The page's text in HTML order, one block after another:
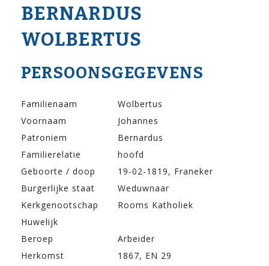
BERNARDUS
WOLBERTUS
PERSOONSGEGEVENS
Familienaam
Wolbertus
Voornaam
Johannes
Patroniem
Bernardus
Familierelatie
hoofd
Geboorte / doop
19-02-1819, Franeker
Burgerlijke staat
Weduwnaar
Kerkgenootschap
Rooms Katholiek
Huwelijk
Beroep
Arbeider
Herkomst
1867, EN 29